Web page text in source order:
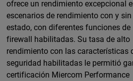
ofrece un rendimiento excepcional
escenarios de rendimiento con y sin
estado, con diferentes funciones de
firewall habilitadas. Su tasa de alto
rendimiento con las características
seguridad habilitadas le permitió
certificación Miercom Performance